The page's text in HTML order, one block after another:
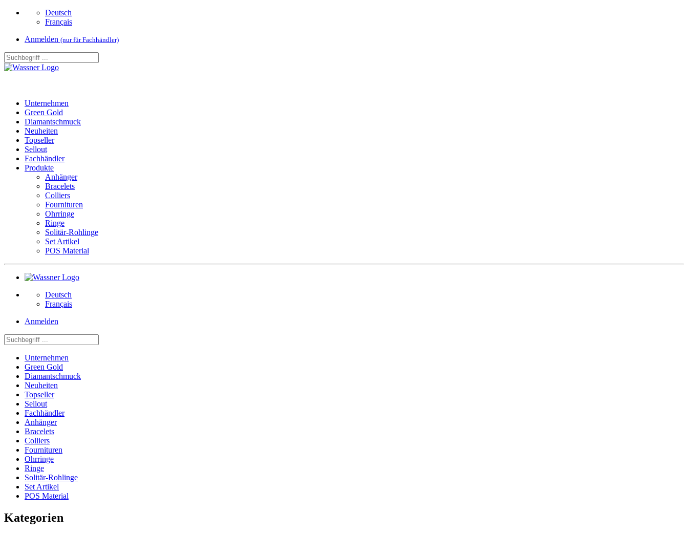
Deutsch
Français
Anmelden (nur für Fachhändler)
Unternehmen
Green Gold
Diamantschmuck
Neuheiten
Topseller
Sellout
Fachhändler
Produkte
Anhänger
Bracelets
Colliers
Fournituren
Ohrringe
Ringe
Solitär-Rohlinge
Set Artikel
POS Material
Deutsch
Français
Anmelden
Unternehmen
Green Gold
Diamantschmuck
Neuheiten
Topseller
Sellout
Fachhändler
Anhänger
Bracelets
Colliers
Fournituren
Ohrringe
Ringe
Solitär-Rohlinge
Set Artikel
POS Material
Kategorien